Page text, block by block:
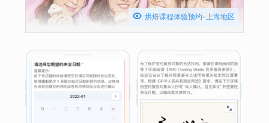
 烘焙课程体验预约-上海地区